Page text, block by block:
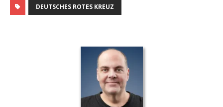
DEUTSCHES ROTES KREUZ